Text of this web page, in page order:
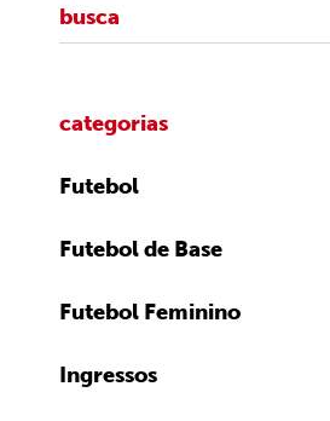
categorias
Futebol
Futebol de Base
Futebol Feminino
Ingressos